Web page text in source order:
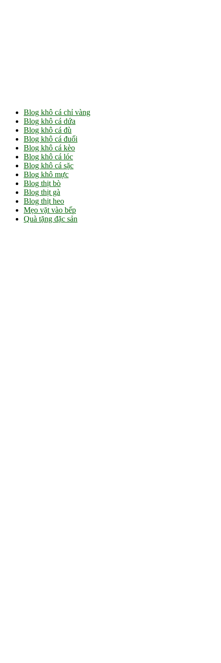
Blog khô cá chỉ vàng
Blog khô cá dứa
Blog khô cá đù
Blog khô cá đuối
Blog khô cá kèo
Blog khô cá lóc
Blog khô cá sặc
Blog khô mực
Blog thịt bò
Blog thịt gà
Blog thịt heo
Mẹo vặt vào bếp
Quà tặng đặc sản